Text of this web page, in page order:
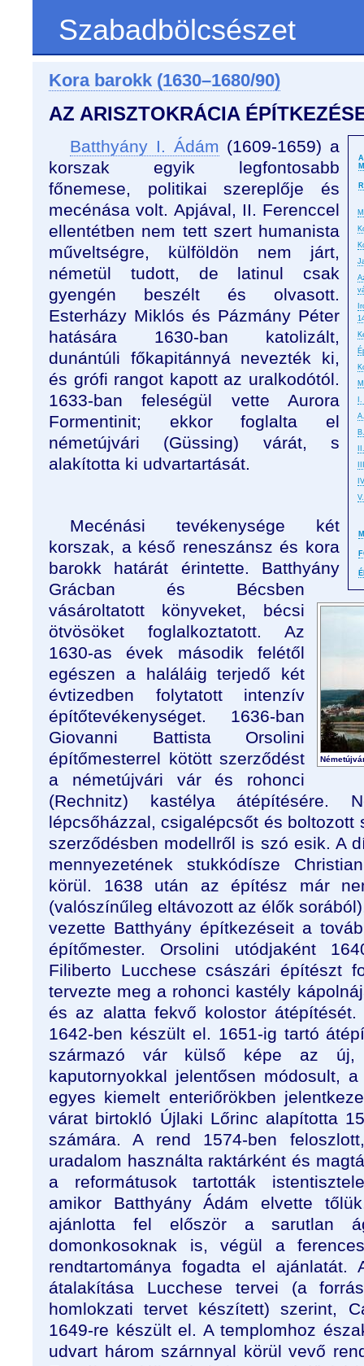
Szabadbölcsészet
Kora barokk (1630–1680/90)
AZ ARISZTOKRÁCIA
Batthyány I. Ádám (1609-1659) a
korszak egyik legfontosabb
főnemese, politikai szereplője és
mecénása volt. Apjával, II. Ferenccel
ellentétben nem tett szert humanista
műveltségre, külföldön nem járt,
németül tudott, de latinul csak
gyengén beszélt és olvasott.
Esterházy Miklós és Pázmány Péter
hatására 1630-ban katolizált,
dunántúli főkapitánnyá nevezték ki,
és grófi rangot kapott az uralkodótól.
1633-ban feleségül vette Aurora
Formentinit; ekkor foglalta el
németújvári (Güssing) várát, s
alakította ki udvartartását.
Mecénási tevékenysége két
korszak, a késő reneszánsz és kora
barokk határát érintette. Batthyány
Grácban és Bécsben
vásároltatott könyveket, bécsi
ötvösöket foglalkoztatott. Az
1630-as évek második felétől
egészen a haláláig terjedő két
évtizedben folytatott intenzív
építőtevékenységet. 1636-ban
Giovanni Battista Orsolini
építőmesterrel kötött szerződést
a németújvári vár és rohonci
(Rechnitz) kastélya átépítésére.
lépcsőházzal, csigalépcsőt és boltozott
szerződésben modellről is szó esik. A
mennyezetének stukkódísze
körül. 1638 után az építész már
(valószínűleg eltávozott az élők
vezette Batthyány építkezéseit a
építőmester. Orsolini utódjaként
Filiberto Lucchese császári építészt
tervezte meg a rohonci kastély
és az alatta fekvő kolostor átépítését.
1642-ben készült el. 1651-ig tartó
származó vár külső képe az új,
kaputornyokkal jelentősen módosult,
egyes kiemelt enteriőrökben
várat birtokló Újlaki Lőrinc alapította
számára. A rend 1574-ben
uradalom használta raktárként és
a reformátusok tartották
amikor Batthyány Ádám elvette
ajánlotta fel először a sarutlan
domonkosoknak is, végül a
rendtartománya fogadta el
átalakítása Lucchese tervei (a
homlokzati tervet készített) szerint,
1649-re készült el. A templomhoz
udvart három szárnnyal körül vevő